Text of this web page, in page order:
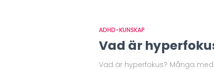
ADHD-KUNSKAP
Vad är
Vad är hyperfokus? Många